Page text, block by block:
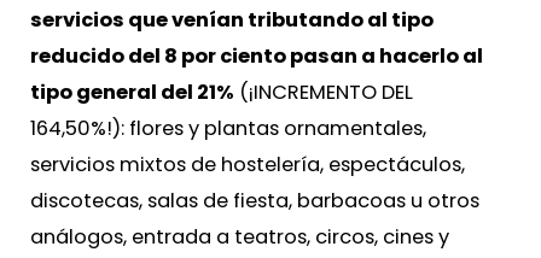
servicios que venían tributando al tipo
reducido del 8 por ciento pasan a hacerlo al
tipo general del 21% (¡INCREMENTO DEL
164,50%!): flores y plantas ornamentales,
servicios mixtos de hostelería, espectáculos,
discotecas, salas de fiesta, barbacoas u otros
análogos, entrada a teatros, circos, cines y